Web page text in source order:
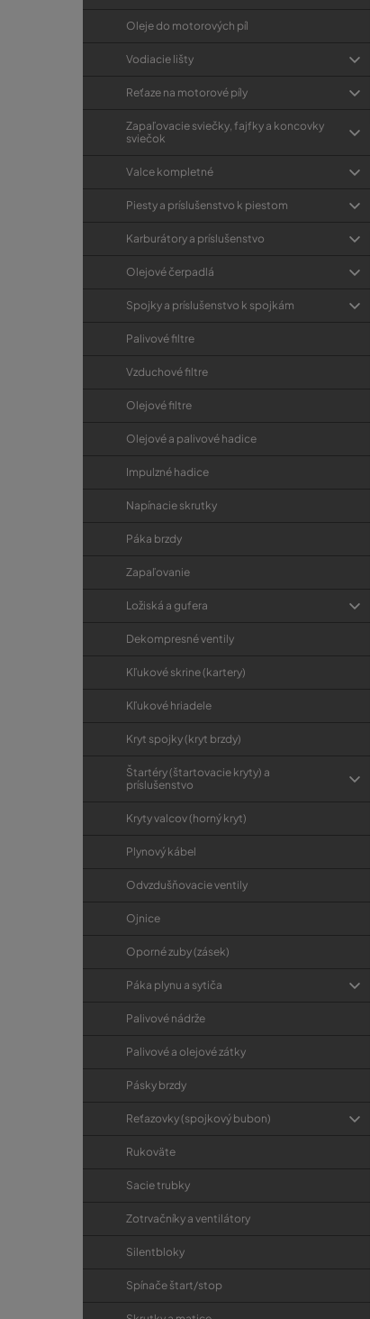
Oleje do motorových píl
Vodiacie lišty
Reťaze na motorové píly
Zapaľovacie sviečky, fajfky a koncovky
sviečok
Valce kompletné
Piesty a príslušenstvo k piestom
Karburátory a príslušenstvo
Olejové čerpadlá
Spojky a príslušenstvo k spojkám
Palivové filtre
Vzduchové filtre
Olejové filtre
Olejové a palivové hadice
Impulzné hadice
Napínacie skrutky
Páka brzdy
Zapaľovanie
Ložiská a gufera
Dekompresné ventily
Kľukové skrine (kartery)
Kľukové hriadele
Kryt spojky (kryt brzdy)
Štartéry (štartovacie kryty) a
príslušenstvo
Kryty valcov (horný kryt)
Plynový kábel
Odvzdušňovacie ventily
Ojnice
Oporné zuby (zásek)
Páka plynu a sytiča
Palivové nádrže
Palivové a olejové zátky
Pásky brzdy
Reťazovky (spojkový bubon)
Rukoväte
Sacie trubky
Zotrvačníky a ventilátory
Silentbloky
Spínače štart/stop